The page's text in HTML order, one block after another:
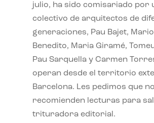
julio, ha sido comisariado por
colectivo de arquitectos de
generaciones, Pau Bajet,
Benedito, Maria Giramé,
Pau Sarquella y Carmen
operan desde el territorio
Barcelona. Les pedimos que
recomienden lecturas para
trituradora editorial.